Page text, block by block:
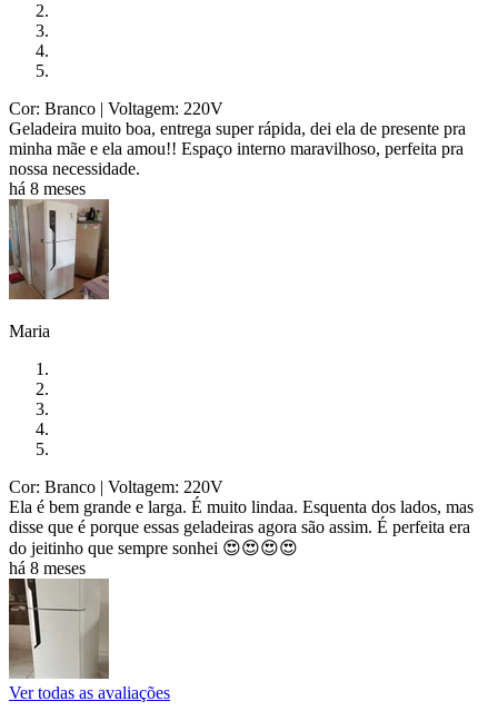
Cor: Branco | Voltagem: 220V
Geladeira muito boa, entrega super rápida, dei ela de presente pra
minha mãe e ela amou!! Espaço interno maravilhoso, perfeita pra
nossa necessidade.
há 8 meses
Maria
Cor: Branco | Voltagem: 220V
Ela é bem grande e larga. É muito lindaa. Esquenta dos lados, mas
disse que é porque essas geladeiras agora são assim. É perfeita era
do jeitinho que sempre sonhei 😍😍😍😍
há 8 meses
Ver todas as avaliações